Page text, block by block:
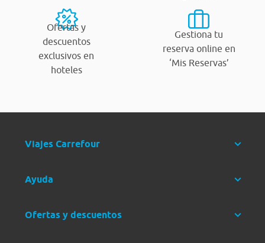
Ofertas y
descuentos
exclusivos en
hoteles
Gestiona tu
reserva online en
‘Mis Reservas’
Viajes Carrefour
Ayuda
Ofertas y descuentos